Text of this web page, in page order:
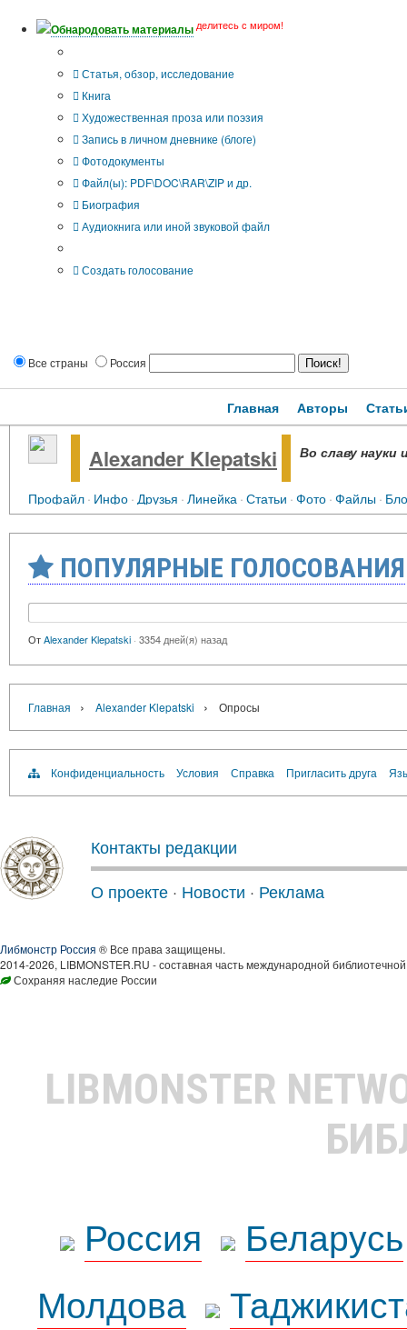
Обнародовать материалы делитесь с миром!
Статья, обзор, исследование
Книга
Художественная проза или поэзия
Запись в личном дневнике (блоге)
Фотодокументы
Файл(ы): PDF\DOC\RAR\ZIP и др.
Биография
Аудиокнига или иной звуковой файл
Создать голосование
Все страны Россия
Главная Авторы
Alexander Klepatski Во славу науки
Профайл· Инфо·Друзья ·Линейка·Статьи ·Фото·Файлы·
ПОПУЛЯРНЫЕ ГОЛОСОВАНИЯ
ОтAlexander Klepatski · 3354 дней(я) назад
Главная › Alexander Klepatski › Опросы
Конфиденциальность Условия Справка Пригласить друга
Контакты редакции
О проекте · Новости · Реклама
Либмонстр Россия ® Все права защищены.
2014-2026, LIBMONSTER.RU - составная часть международной
Сохраняя наследие России
LIBMONSTER
Россия
Беларусь
Молдова